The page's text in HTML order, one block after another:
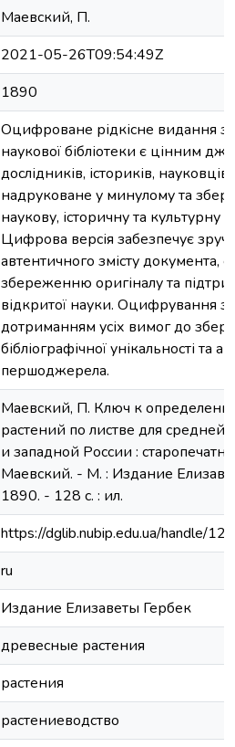
Маевский, П.
2021-05-26T09:54:49Z
1890
Оцифроване рідкісне видання з
наукової бібліотеки є цінним
дослідників, істориків,
надруковане у минулому та
наукову, історичну та культурну
Цифрова версія забезпечує
автентичного змісту документа,
збереженню оригіналу та
відкритої науки. Оцифрування
дотриманням усіх вимог до
бібліографічної унікальності та
першоджерела.
Маевский, П. Ключ к
растений по листве для
и западной России :
Маевский. - М. : Издание
1890. - 128 с. : ил.
https://dglib.nubip.edu.ua/handle/
ru
Издание Елизаветы Гербек
древесные растения
растения
растениеводство